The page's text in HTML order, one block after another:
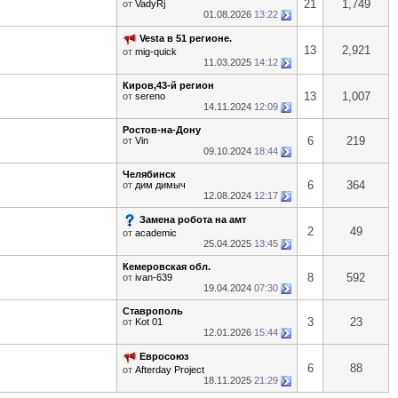
от VadyRj
01.08.2026 13:22
21 1,749
Vesta в 51 регионе.
от mig-quick
11.03.2025 14:12
13 2,921
Киров,43-й регион
от sereno
14.11.2024 12:09
13 1,007
Ростов-на-Дону
от Vin
09.10.2024 18:44
6 219
Челябинск
от дим димыч
12.08.2024 12:17
6 364
Замена робота на амт
от academic
25.04.2025 13:45
2 49
Кемеровская обл.
от ivan-639
19.04.2024 07:30
8 592
Ставрополь
от Kot 01
12.01.2026 15:44
3 23
Евросоюз
от Afterday Project
18.11.2025 21:29
6 88